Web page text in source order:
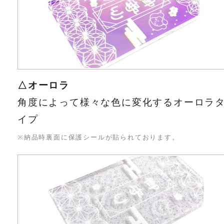
△オーロラ
角度によって様々な色に変化するオーロラ
イプ
※納品時裏面に保護シールが貼られております。